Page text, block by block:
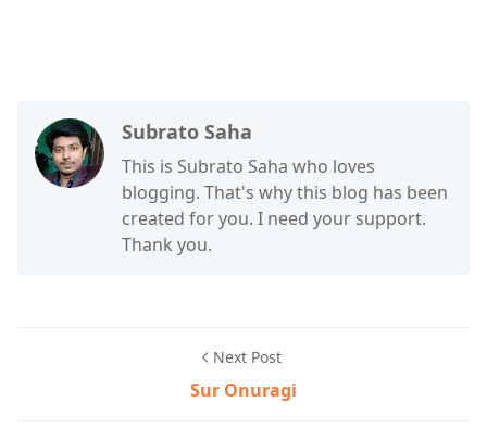
Subrato Saha
This is Subrato Saha who loves
blogging. That's why this blog has been
created for you. I need your support.
Thank you.
Next Post
Sur Onuragi